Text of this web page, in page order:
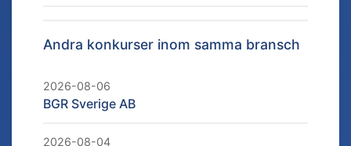
Andra konkurser inom samma bransch
2026-08-06
BGR Sverige AB
2026-08-04